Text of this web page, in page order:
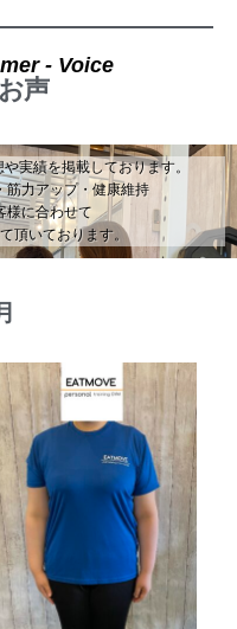
- Voice
声
実績を掲載しております。
筋力アップ・健康維持
様に合わせて
頂いております。